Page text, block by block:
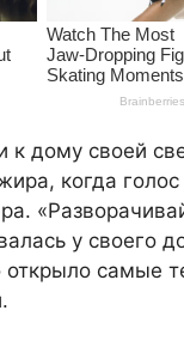
к дому своей
когда
у своего
открыло самые